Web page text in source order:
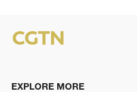
EXPLORE MORE